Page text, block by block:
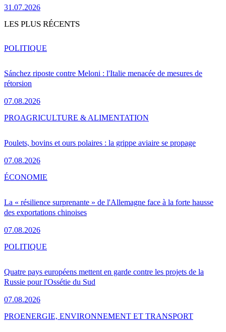
31.07.2026
LES PLUS RÉCENTS
Sánchez riposte contre Meloni : l'Italie menacée de mesures de
rétorsion
07.08.2026
POLITIQUE
Poulets, bovins et ours polaires : la grippe aviaire se propage
07.08.2026
PROAGRICULTURE & ALIMENTATION
La « résilience surprenante » de l'Allemagne face à la forte hausse
des exportations chinoises
07.08.2026
ÉCONOMIE
Quatre pays européens mettent en garde contre les projets de la
Russie pour l'Ossétie du Sud
07.08.2026
POLITIQUE
PROENERGIE, ENVIRONNEMENT ET TRANSPORT